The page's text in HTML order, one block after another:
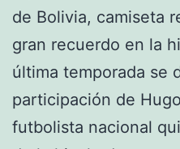
de Bolivia, camiseta
gran recuerdo en la
última temporada se
participación de
futbolista nacional